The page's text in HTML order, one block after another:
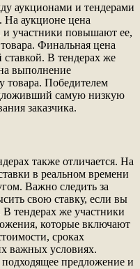
аукционами и тендерами
На аукционе цена
и участники повышают ее,
Финальная цена
ставкой. В тендерах же
выполнение
товара. Победителем
самую низкую
заказчика.
также отличается. На
в реальном времени
Важно следить за
свою ставку, если вы
тендерах же участники
которые включают
сроках
важных условиях.
подходящее предложение и